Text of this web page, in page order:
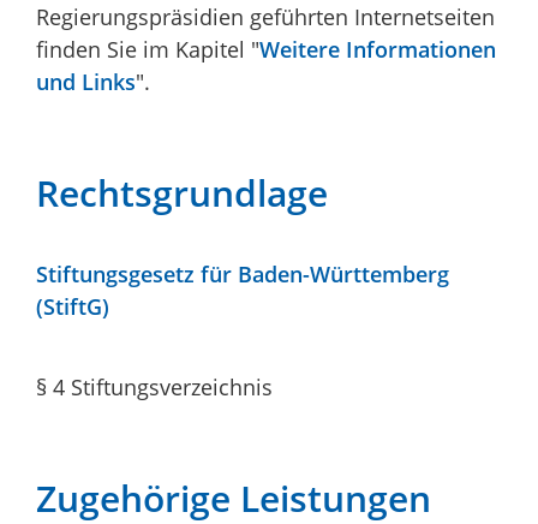
Regierungspräsidien geführten Internetseiten
finden Sie im Kapitel "Weitere Informationen
und Links".
Rechtsgrundlage
Stiftungsgesetz für Baden-Württemberg
(StiftG)
§ 4 Stiftungsverzeichnis
Zugehörige Leistungen